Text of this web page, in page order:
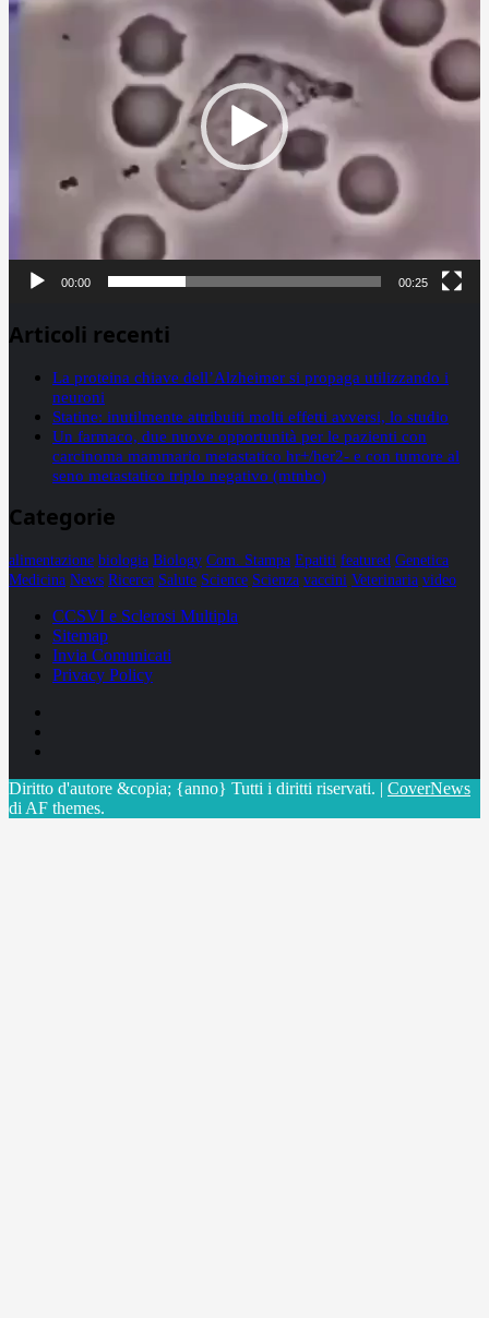
00:00 00:25
Articoli recenti
La proteina chiave dell’Alzheimer si propaga utilizzando i
neuroni
Statine: inutilmente attribuiti molti effetti avversi, lo studio
Un farmaco, due nuove opportunità per le pazienti con
carcinoma mammario metastatico hr+/her2- e con tumore al
seno metastatico triplo negativo (mtnbc)
Categorie
alimentazione biologia Biology Com. Stampa Epatiti featured Genetica
Medicina News Ricerca Salute Science Scienza vaccini Veterinaria video
CCSVI e Sclerosi Multipla
Sitemap
Invia Comunicati
Privacy Policy
Diritto d'autore &copia; {anno} Tutti i diritti riservati. | CoverNews
di AF themes.